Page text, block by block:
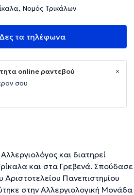
Νομός Τρικάλων
Δες τα τηλέφωνα
online ραντεβού
σου
Αλλεργιολόγος και διατηρεί
και στα Γρεβενά. Σπούδασε
Αριστοτελείου Πανεπιστημίου
στην Αλλεργιολογική Μονάδα